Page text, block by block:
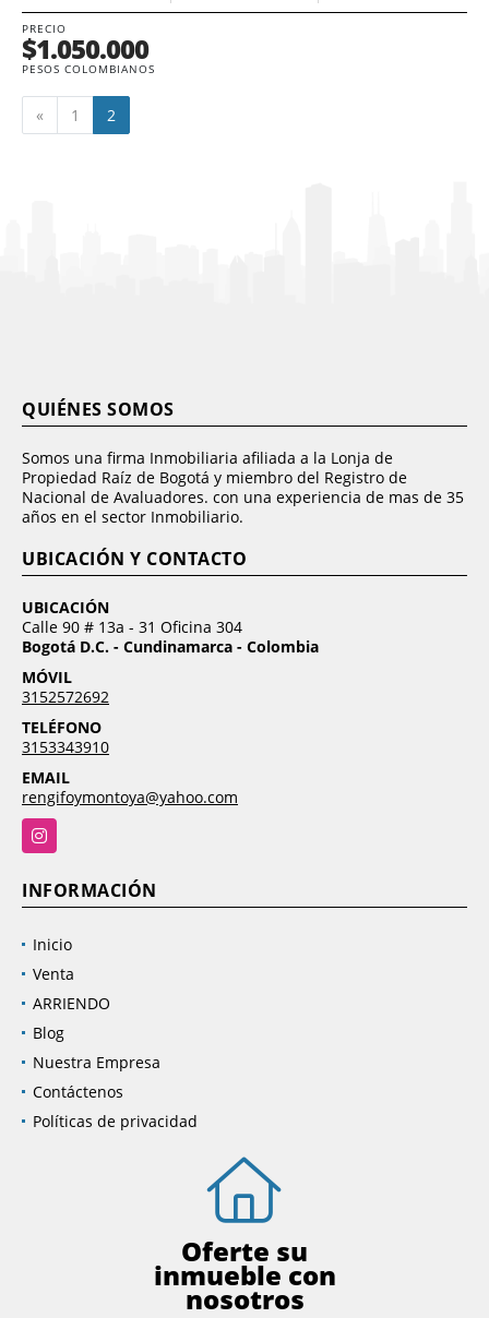
PRECIO
$1.050.000
PESOS COLOMBIANOS
« Anterior
1 2
QUIÉNES SOMOS
Somos una firma Inmobiliaria afiliada a la Lonja de
Propiedad Raíz de Bogotá y miembro del Registro de
Nacional de Avaluadores. con una experiencia de mas de 35
años en el sector Inmobiliario.
UBICACIÓN Y CONTACTO
UBICACIÓN
Calle 90 # 13a - 31 Oficina 304
Bogotá D.C. - Cundinamarca - Colombia
MÓVIL
3152572692
TELÉFONO
3153343910
EMAIL
rengifoymontoya@yahoo.com
Instagram
INFORMACIÓN
Inicio
Venta
ARRIENDO
Blog
Nuestra Empresa
Contáctenos
Políticas de privacidad
Oferte su
inmueble con
nosotros